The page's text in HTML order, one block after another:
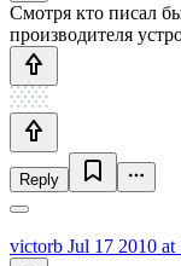
Смотря кто писал
производителя
Reply
victorb Jul 17 2010 at